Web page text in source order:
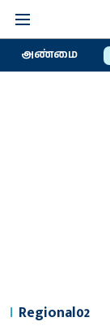
அண்மை
Regional02